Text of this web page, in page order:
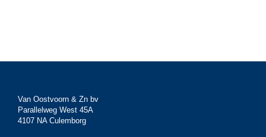
Van Oostvoorn & Zn bv
Parallelweg West 45A
4107 NA Culemborg